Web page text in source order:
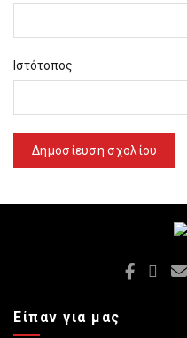
Ιστότοπος
Είπαν για μας